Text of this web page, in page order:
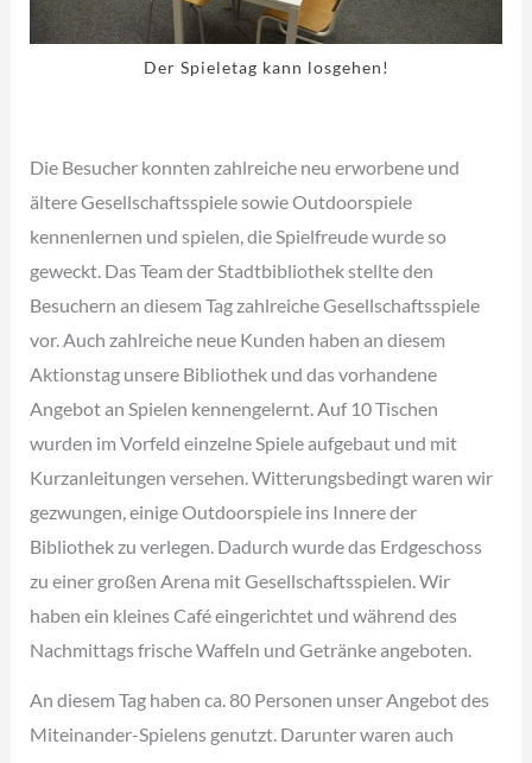
Der Spieletag kann losgehen!
Die Besucher konnten zahlreiche neu erworbene und
ältere Gesellschaftsspiele sowie Outdoorspiele
kennenlernen und spielen, die Spielfreude wurde so
geweckt. Das Team der Stadtbibliothek stellte den
Besuchern an diesem Tag zahlreiche Gesellschaftsspiele
vor. Auch zahlreiche neue Kunden haben an diesem
Aktionstag unsere Bibliothek und das vorhandene
Angebot an Spielen kennengelernt. Auf 10 Tischen
wurden im Vorfeld einzelne Spiele aufgebaut und mit
Kurzanleitungen versehen. Witterungsbedingt waren wir
gezwungen, einige Outdoorspiele ins Innere der
Bibliothek zu verlegen. Dadurch wurde das Erdgeschoss
zu einer großen Arena mit Gesellschaftsspielen. Wir
haben ein kleines Café eingerichtet und während des
Nachmittags frische Waffeln und Getränke angeboten.
An diesem Tag haben ca. 80 Personen unser Angebot des
Miteinander-Spielens genutzt. Darunter waren auch